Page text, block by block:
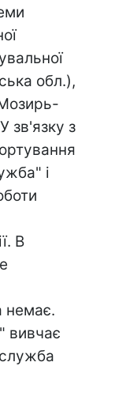
обл.),
зв'язку з
і
В
немає.
вивчає